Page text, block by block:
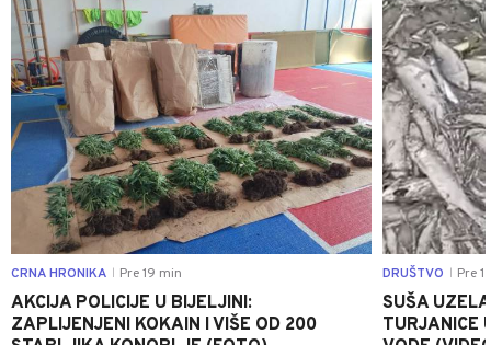
CRNA HRONIKA Pre 19 min
AKCIJA POLICIJE U BIJELJINI:
ZAPLIJENJENI KOKAIN I VIŠE OD 200
DRUŠTVO Pre 1
SUŠA
TURJANICE